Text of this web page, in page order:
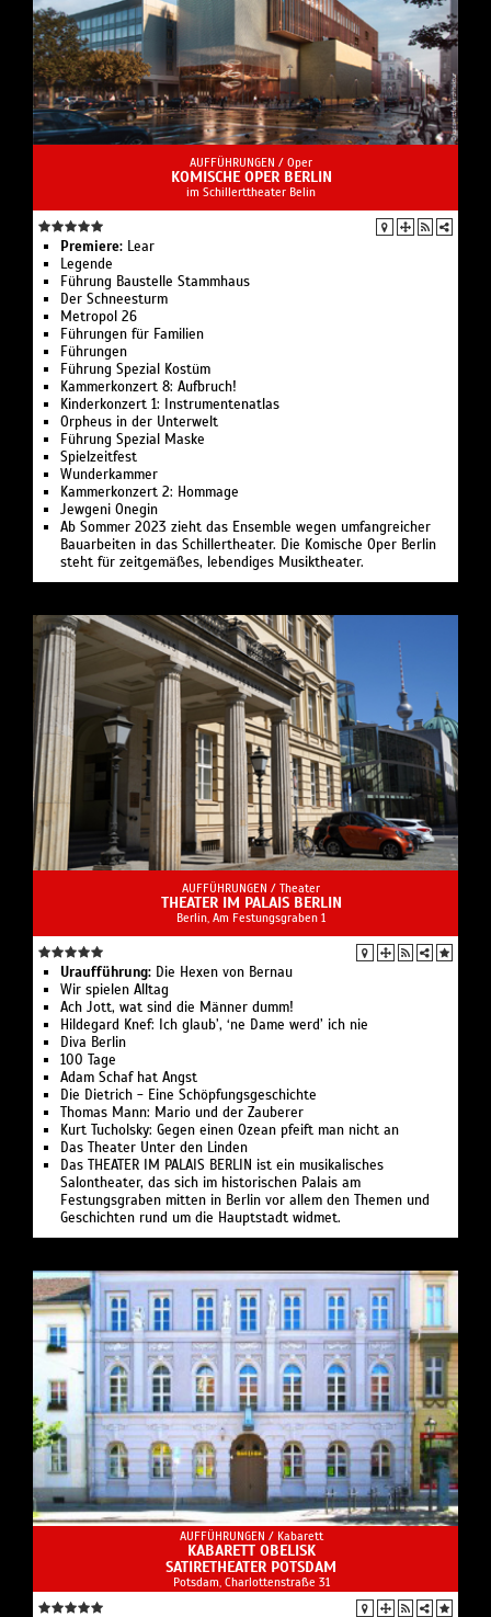
AUFFÜHRUNGEN / Oper
KOMISCHE OPER BERLIN
im Schillerttheater Belin
Premiere: Lear
Legende
Führung Bau­stelle Stamm­haus
Der Schnee­sturm
Metropol 26
Führungen für Familien
Führungen
Führung Spezial Kostüm
Kammerkonzert 8: Aufbruch!
Kinderkonzert 1: Instru­men­ten­atlas
Or­pheus in der Un­ter­welt
Führung Spezial Maske
Spielzeit­fest
Wunder­kammer
Kammerkonzert 2: Hommage
Jewgeni Onegin
Ab Sommer 2023 zieht das Ensemble wegen umfangreicher
Bauarbeiten in das Schillertheater. Die Komische Oper Berlin
steht für zeitgemäßes, lebendiges Musiktheater.
AUFFÜHRUNGEN / Theater
THEATER IM PALAIS BERLIN
Berlin, Am Festungsgraben 1
Uraufführung: Die Hexen von Bernau
Wir spielen Alltag
Ach Jott, wat sind die Männer dumm!
Hildegard Knef: Ich glaub’, ‘ne Dame werd’ ich nie
Diva Berlin
100 Tage
Adam Schaf hat Angst
Die Dietrich - Eine Schöpfungsgeschichte
Thomas Mann: Mario und der Zauberer
Kurt Tucholsky: Gegen einen Ozean pfeift man nicht an
Das Theater Unter den Linden
Das THEATER IM PALAIS BERLIN ist ein musikalisches
Salontheater, das sich im historischen Palais am
Festungsgraben mitten in Berlin vor allem den Themen und
Geschichten rund um die Hauptstadt widmet.
AUFFÜHRUNGEN / Kabarett
KABARETT OBELISK
SATIRETHEATER POTSDAM
Potsdam, Charlottenstraße 31